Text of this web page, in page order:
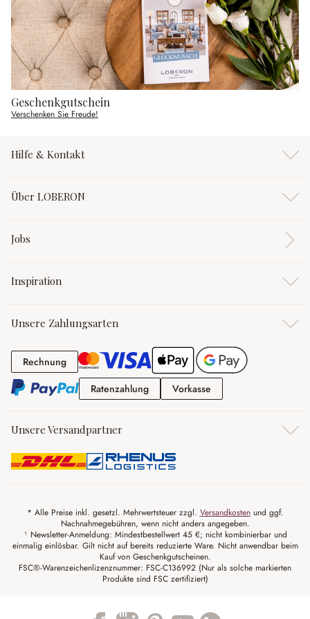
Geschenkgutschein
Verschenken Sie Freude!
Hilfe & Kontakt
Über LOBERON
Jobs
Inspiration
Unsere Zahlungsarten
RechnungRechnung
RatenzahlungRatenzahlung
Vorkasse
Unsere Versandpartner
* Alle Preise inkl. gesetzl. Mehrwertsteuer zzgl. Versandkostenund ggf.
Nachnahmegebühren, wenn nicht anders angegeben.
¹ Newsletter-Anmeldung: Mindestbestellwert 45 €; nicht kombinierbar und
einmalig einlösbar. Gilt nicht auf bereits reduzierte Ware. Nicht anwendbar beim
Kauf von Geschenkgutscheinen.
FSC®-Warenzeichenlizenznummer: FSC-C136992 (Nur als solche markierten
Produkte sind FSC zertifiziert)